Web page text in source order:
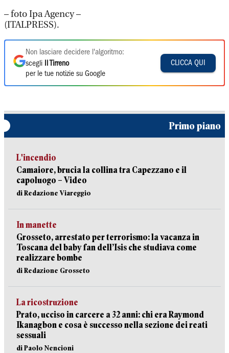
– foto Ipa Agency –
(ITALPRESS).
Non lasciare decidere l'algoritmo:
scegli
Il Tirreno
per le tue notizie su Google
CLICCA QUI
Primo piano
L'incendio
Camaiore, brucia la collina tra Capezzano e il
capoluogo – Video
di Redazione Viareggio
In manette
Grosseto, arrestato per terrorismo: la vacanza in
Toscana del baby fan dell’Isis che studiava come
realizzare bombe
di Redazione Grosseto
La ricostruzione
Prato, ucciso in carcere a 32 anni: chi era Raymond
Ikanagbon e cosa è successo nella sezione dei reati
sessuali
di Paolo Nencioni